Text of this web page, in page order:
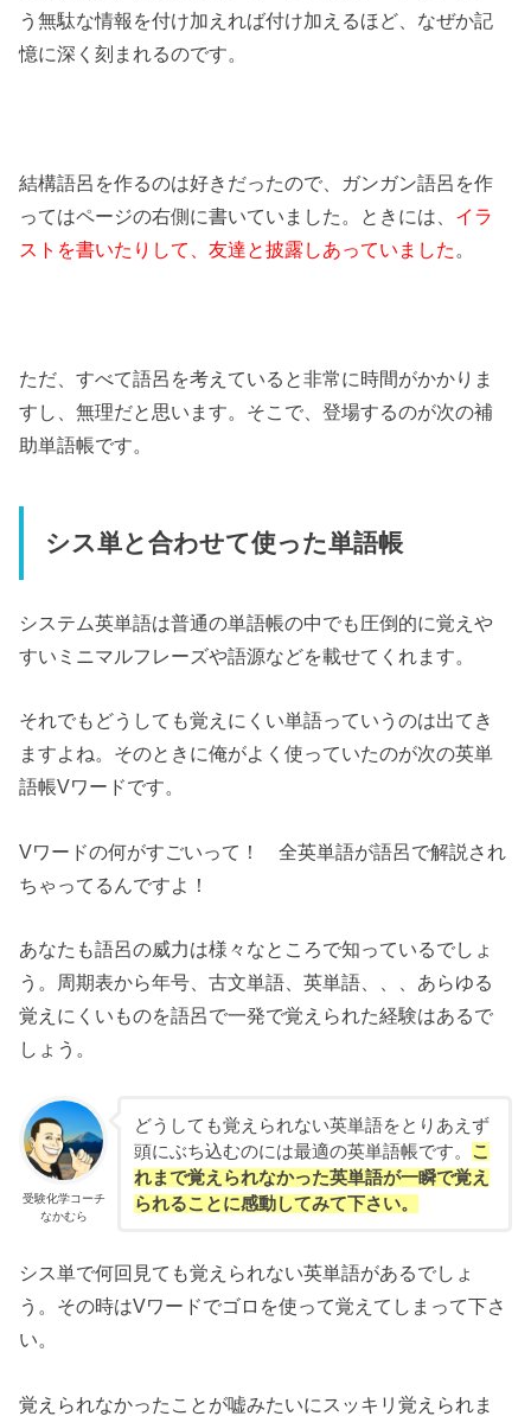
う無駄な情報を付け加えれば付け加えるほど、なぜか記
憶に深く刻まれるのです。
結構語呂を作るのは好きだったので、ガンガン語呂を作
ってはページの右側に書いていました。ときには、 イラ
ストを書いたりして、友達と披露しあっていました 。
ただ、すべて語呂を考えていると非常に時間がかかりま
すし、無理だと思います。そこで、登場するのが次の補
助単語帳です。
シス単と合わせて使った単語帳
システム英単語は普通の単語帳の中でも圧倒的に覚えや
すいミニマルフレーズや語源などを載せてくれます。
それでもどうしても覚えにくい単語っていうのは出てき
ますよね。そのときに俺がよく使っていたのが次の英単
語帳Vワードです。
Vワードの何がすごいって！ 全英単語が語呂で解説され
ちゃってるんですよ！
あなたも語呂の威力は様々なところで知っているでしょ
う。周期表から年号、古文単語、英単語、、、あらゆる
覚えにくいものを語呂で一発で覚えられた経験はあるで
しょう。
受験化学コーチ
なかむら
どうしても覚えられない英単語をとりあえず
頭にぶち込むのには最適の英単語帳です。 こ
れまで覚えられなかった英単語が一瞬で覚え
られることに感動してみて下さい。
シス単で何回見ても覚えられない英単語があるでしょ
う。その時はVワードでゴロを使って覚えてしまって下さ
い。
覚えられなかったことが嘘みたいにスッキリ覚えられま